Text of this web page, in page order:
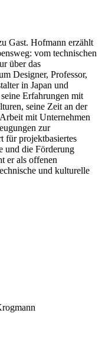
Gast. Hofmann erzählt
vom technischen
über das
Designer, Professor,
in Japan und
Erfahrungen mit
seine Zeit an der
mit Unternehmen
zur
für projektbasiertes
und die Förderung
er als offenen
und kulturelle